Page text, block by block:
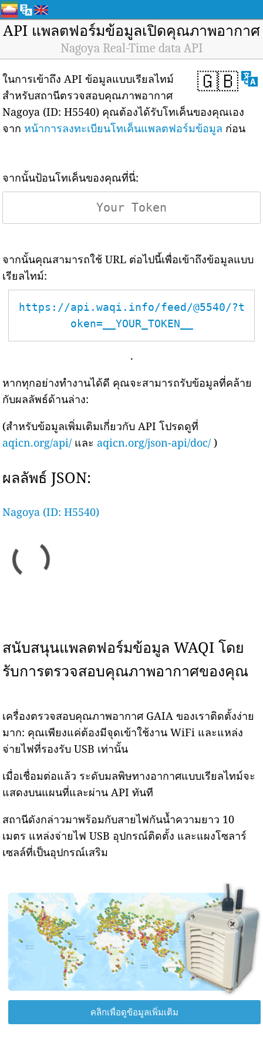
API แพลตฟอร์มข้อมูลเปิดคุณภาพอากาศ
Nagoya Real-Time data API
🇬🇧
ในการเข้าถึง API ข้อมูลแบบเรียลไทม์
สำหรับสถานีตรวจสอบคุณภาพอากาศ
Nagoya (ID: H5540) คุณต้องได้รับโทเค็นของคุณเอง
จาก หน้าการลงทะเบียนโทเค็นแพลตฟอร์มข้อมูล ก่อน
จากนั้นป้อนโทเค็นของคุณที่นี่:
จากนั้นคุณสามารถใช้ URL ต่อไปนี้เพื่อเข้าถึงข้อมูลแบบ
เรียลไทม์:
https://api.waqi.info/feed/@5540/?t
oken=__YOUR_TOKEN__
.
หากทุกอย่างทำงานได้ดี คุณจะสามารถรับข้อมูลที่คล้าย
กับผลลัพธ์ด้านล่าง:
(สำหรับข้อมูลเพิ่มเติมเกี่ยวกับ API โปรดดูที่
aqicn.org/api/ และ aqicn.org/json-api/doc/ )
ผลลัพธ์ JSON:
Nagoya (ID: H5540)
สนับสนุนแพลตฟอร์มข้อมูล WAQI โดย
รับการตรวจสอบคุณภาพอากาศของคุณ
เครื่องตรวจสอบคุณภาพอากาศ GAIA ของเราติดตั้งง่าย
มาก: คุณเพียงแค่ต้องมีจุดเข้าใช้งาน WiFi และแหล่ง
จ่ายไฟที่รองรับ USB เท่านั้น
เมื่อเชื่อมต่อแล้ว ระดับมลพิษทางอากาศแบบเรียลไทม์จะ
แสดงบนแผนที่และผ่าน API ทันที
สถานีดังกล่าวมาพร้อมกับสายไฟกันน้ำความยาว 10
เมตร แหล่งจ่ายไฟ USB อุปกรณ์ติดตั้ง และแผงโซลาร์
เซลล์ที่เป็นอุปกรณ์เสริม
คลิกเพื่อดูข้อมูลเพิ่มเติม